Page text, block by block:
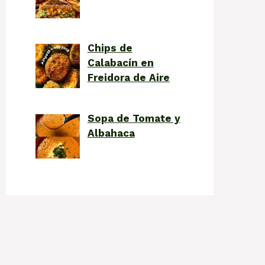
Chips de
Calabacín en
Freidora de Aire
Sopa de Tomate y
Albahaca